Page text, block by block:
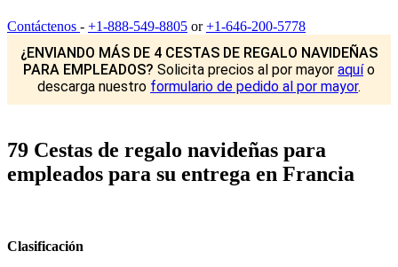
Contáctenos - +1-888-549-8805 or+1-646-200-5778
¿ENVIANDO MÁS DE 4 CESTAS DE REGALO NAVIDEÑAS
PARA EMPLEADOS? Solicita precios al por mayor aquío
descarga nuestro formulario de pedido al por mayor.
79 Cestas de regalo navideñas para
empleados para su entrega en Francia
Clasificación